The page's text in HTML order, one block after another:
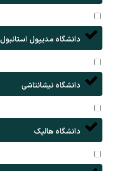
دانشگاه مدیپول استانبول
دانشگاه نیشانتاشی
دانشگاه هالیک